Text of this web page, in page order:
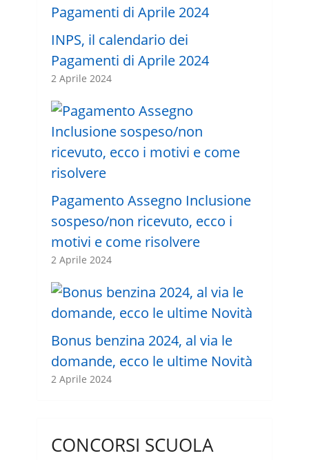
INPS, il calendario dei
Pagamenti di Aprile 2024
2 Aprile 2024
Pagamento Assegno Inclusione
sospeso/non ricevuto, ecco i
motivi e come risolvere
2 Aprile 2024
Bonus benzina 2024, al via le
domande, ecco le ultime Novità
2 Aprile 2024
CONCORSI SCUOLA